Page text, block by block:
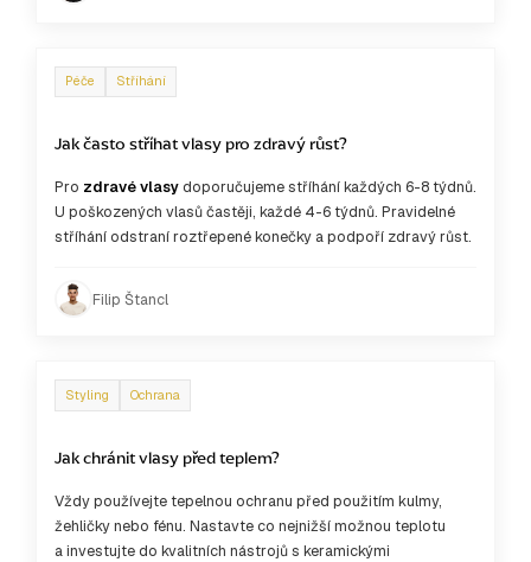
Péče Stříhání
Jak často stříhat vlasy pro zdravý růst?
Pro zdravé vlasydoporučujeme stříhání každých 6-8 týdnů.
U poškozených vlasů častěji, každé 4-6 týdnů. Pravidelné
stříhání odstraní roztřepené konečky a podpoří zdravý růst.
Filip Štancl
Styling Ochrana
Jak chránit vlasy před teplem?
Vždy používejte tepelnou ochranu před použitím kulmy,
žehličky nebo fénu. Nastavte co nejnižší možnou teplotu
a investujte do kvalitních nástrojů s keramickými